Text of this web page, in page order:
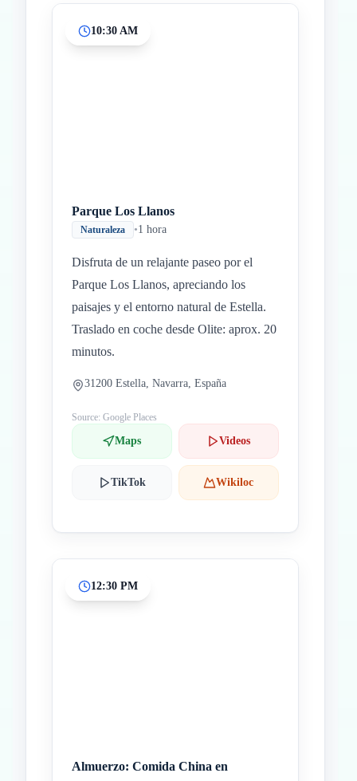
10:30 AM
Parque Los Llanos
Naturaleza •1 hora
Disfruta de un relajante paseo por el
Parque Los Llanos, apreciando los
paisajes y el entorno natural de Estella.
Traslado en coche desde Olite: aprox. 20
minutos.
31200 Estella, Navarra, España
Source: Google Places
Maps Videos
TikTok Wikiloc
12:30 PM
Almuerzo: Comida China en